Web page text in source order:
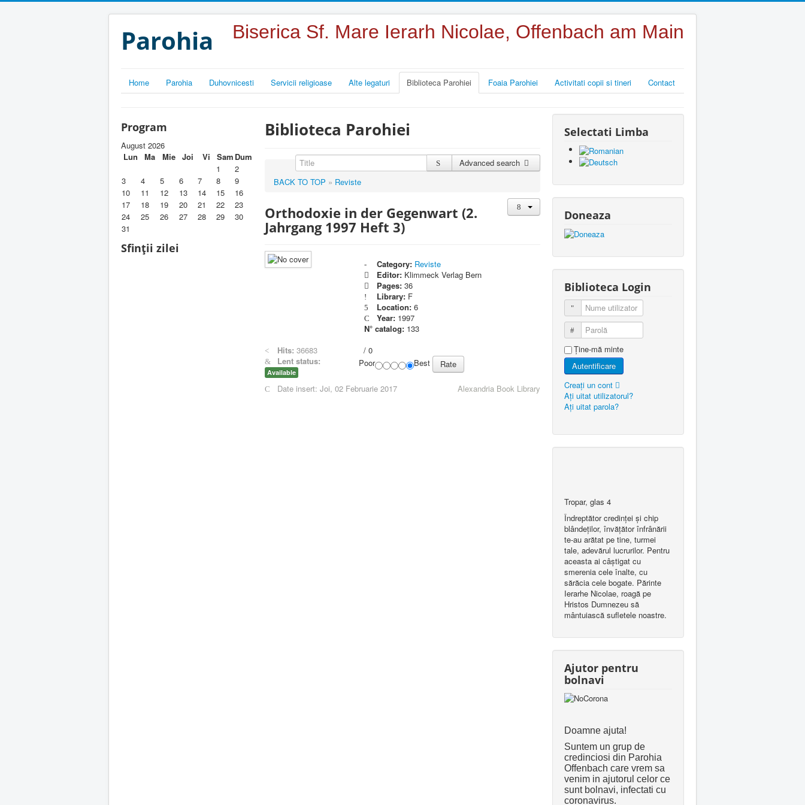
Parohia Biserica Sf. Mare Ierarh Nicolae, Offenbach am Main
Home Parohia Duhovnicesti Servicii religioase Alte legaturi Biblioteca Parohiei Foaia Parohiei Activitati copii si tineri Contact
Program
August 2026
Lun
Ma Mie Joi Vi Sam Dum
1
2
3
4 5 6 7 8
9
10
11 12 13 14 15
16
17
18 19 20 21 22
23
24
25 26 27 28 29
30
31
Sfinții zilei
Biblioteca Parohiei
Advanced search
BACK TO TOP » Reviste
Orthodoxie in der Gegenwart (2.
Jahrgang 1997 Heft 3)
Category: Reviste
Editor: Klimmeck Verlag Bern
Pages: 36
Library: F
Location: 6
Year: 1997
N° catalog: 133
Hits:36683
Lent status:
Available
/ 0
Poor
Best
Date insert:Joi, 02 Februarie 2017 Alexandria Book Library
Selectati Limba
Doneaza
Biblioteca Login
Nume utilizator
Parolă
Ţine-mă minte
Autentificare
Creaţi un cont
Aţi uitat utilizatorul?
Aţi uitat parola?
Tropar, glas 4
Îndreptător credinţei şi chip
blândeţilor, învăţător înfrânării
te-au arătat pe tine, turmei
tale, adevărul lucrurilor. Pentru
aceasta ai câştigat cu
smerenia cele înalte, cu
sărăcia cele bogate. Părinte
Ierarhe Nicolae, roagă pe
Hristos Dumnezeu să
mântuiască sufletele noastre.
Ajutor pentru
bolnavi
Doamne ajuta!
Suntem un grup de
credinciosi din Parohia
Offenbach care vrem sa
venim in ajutorul celor ce
sunt bolnavi, infectati cu
coronavirus.